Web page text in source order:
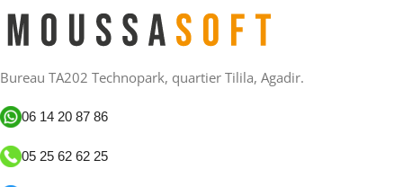
Bureau TA202 Technopark, quartier Tilila, Agadir.
06 14 20 87 86
05 25 62 62 25